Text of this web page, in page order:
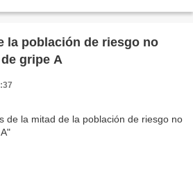
la población de riesgo no
gripe A